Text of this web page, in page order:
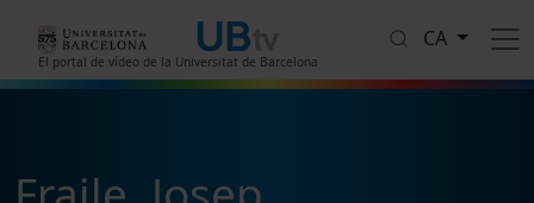
El portal de vídeo de la Universitat de Barcelona
CA